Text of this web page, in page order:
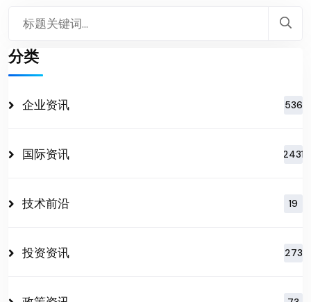
分类
企业资讯 536
国际资讯 2431
技术前沿 19
投资资讯 273